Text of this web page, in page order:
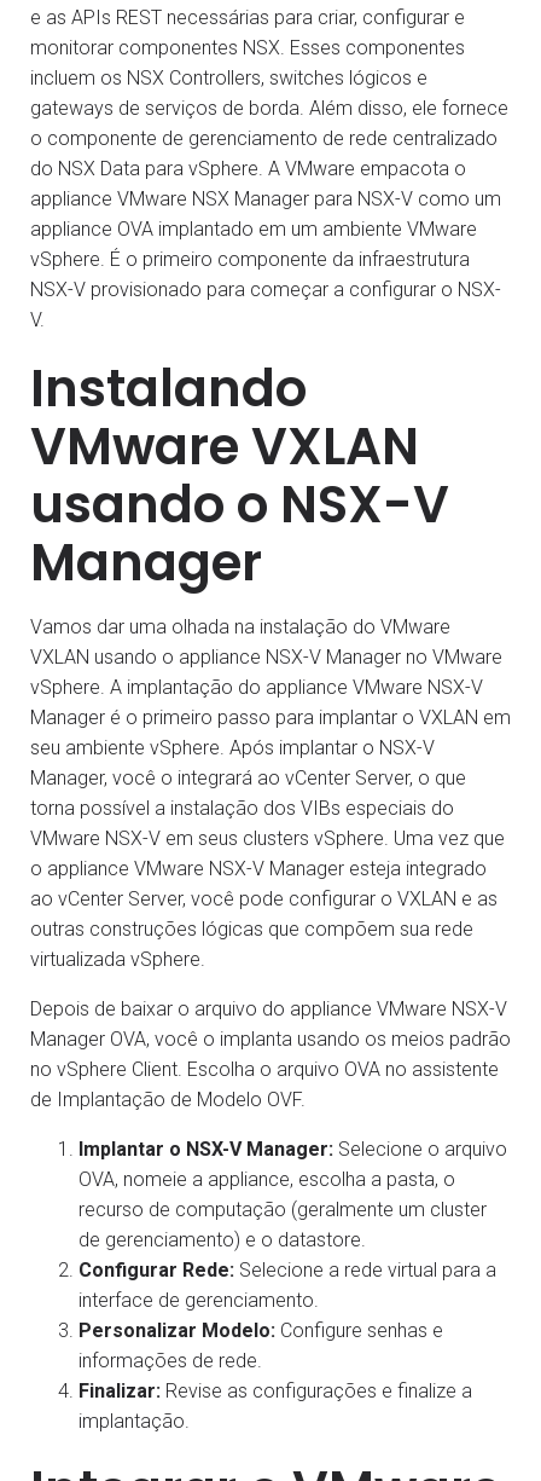
e as APIs REST necessárias para criar, configurar e
monitorar componentes NSX. Esses componentes
incluem os NSX Controllers, switches lógicos e
gateways de serviços de borda. Além disso, ele fornece
o componente de gerenciamento de rede centralizado
do NSX Data para vSphere. A VMware empacota o
appliance VMware NSX Manager para NSX-V como um
appliance OVA implantado em um ambiente VMware
vSphere. É o primeiro componente da infraestrutura
NSX-V provisionado para começar a configurar o NSX-
V.
Instalando
VMware VXLAN
usando o NSX-V
Manager
Vamos dar uma olhada na instalação do VMware
VXLAN usando o appliance NSX-V Manager no VMware
vSphere. A implantação do appliance VMware NSX-V
Manager é o primeiro passo para implantar o VXLAN em
seu ambiente vSphere. Após implantar o NSX-V
Manager, você o integrará ao vCenter Server, o que
torna possível a instalação dos VIBs especiais do
VMware NSX-V em seus clusters vSphere. Uma vez que
o appliance VMware NSX-V Manager esteja integrado
ao vCenter Server, você pode configurar o VXLAN e as
outras construções lógicas que compõem sua rede
virtualizada vSphere.
Depois de baixar o arquivo do appliance VMware NSX-V
Manager OVA, você o implanta usando os meios padrão
no vSphere Client. Escolha o arquivo OVA no assistente
de Implantação de Modelo OVF.
Implantar o NSX-V Manager: Selecione o arquivo
OVA, nomeie a appliance, escolha a pasta, o
recurso de computação (geralmente um cluster
de gerenciamento) e o datastore.
Configurar Rede: Selecione a rede virtual para a
interface de gerenciamento.
Personalizar Modelo: Configure senhas e
informações de rede.
Finalizar: Revise as configurações e finalize a
implantação.